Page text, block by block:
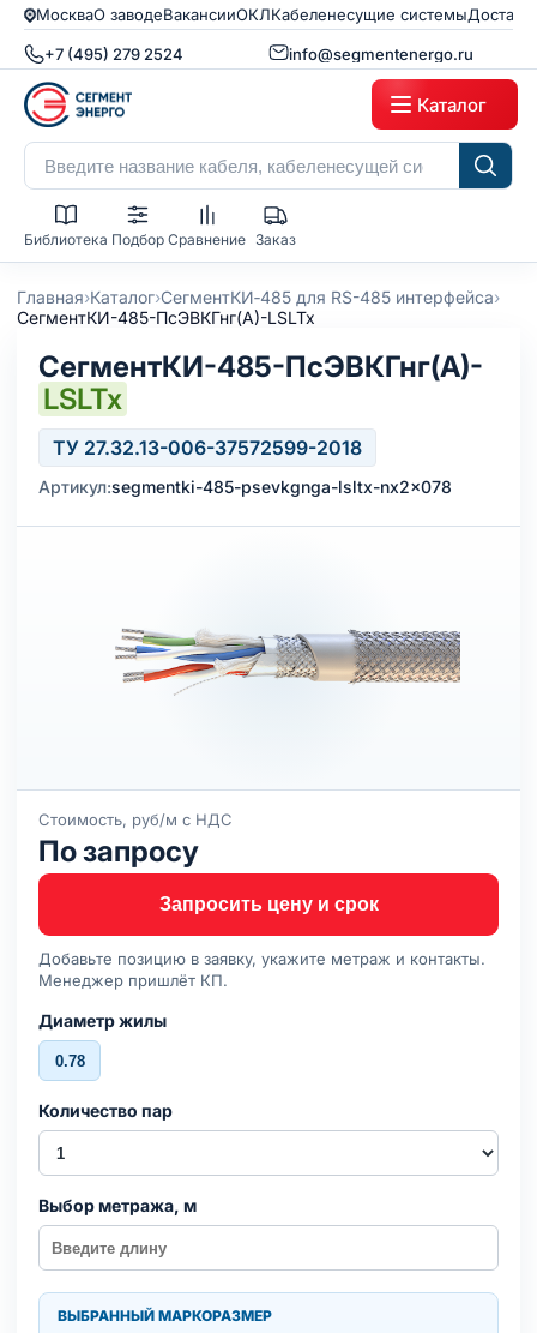
МоскваО заводеВакансииОКЛКабеленесущие системы
+7 (495) 279 2524 info@segmentenergo.ru
Каталог
Библиотека Подбор Сравнение Заказ
Главная›Каталог›СегментКИ‑485 для RS-485 интерфейса›
СегментКИ-485-ПсЭВКГнг(А)-LSLTx
СегментКИ-485-ПсЭВКГнг(А)-
LSLTx
ТУ 27.32.13-006-37572599-2018
Артикул:segmentki-485-psevkgnga-lsltx-nx2x078
Стоимость, руб/м с НДС
По запросу
Запросить цену и срок
Добавьте позицию в заявку, укажите метраж и контакты.
Менеджер пришлёт КП.
Диаметр жилы
0.78
Количество пар
Выбор метража, м
ВЫБРАННЫЙ МАРКОРАЗМЕР